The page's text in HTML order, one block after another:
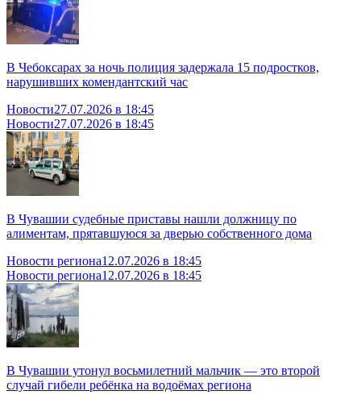
В Чебоксарах за ночь полиция задержала 15 подростков,
нарушивших комендантский час
Новости27.07.2026 в 18:45
Новости27.07.2026 в 18:45
В Чувашии судебные приставы нашли должницу по
алиментам, прятавшуюся за дверью собственного дома
Новости региона12.07.2026 в 18:45
Новости региона12.07.2026 в 18:45
В Чувашии утонул восьмилетний мальчик — это второй
случай гибели ребёнка на водоёмах региона